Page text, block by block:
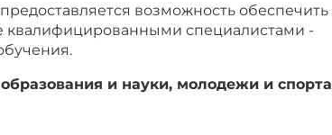
возможность обеспечить
квалифицированными специалистами -
и науки, молодежи и спорта